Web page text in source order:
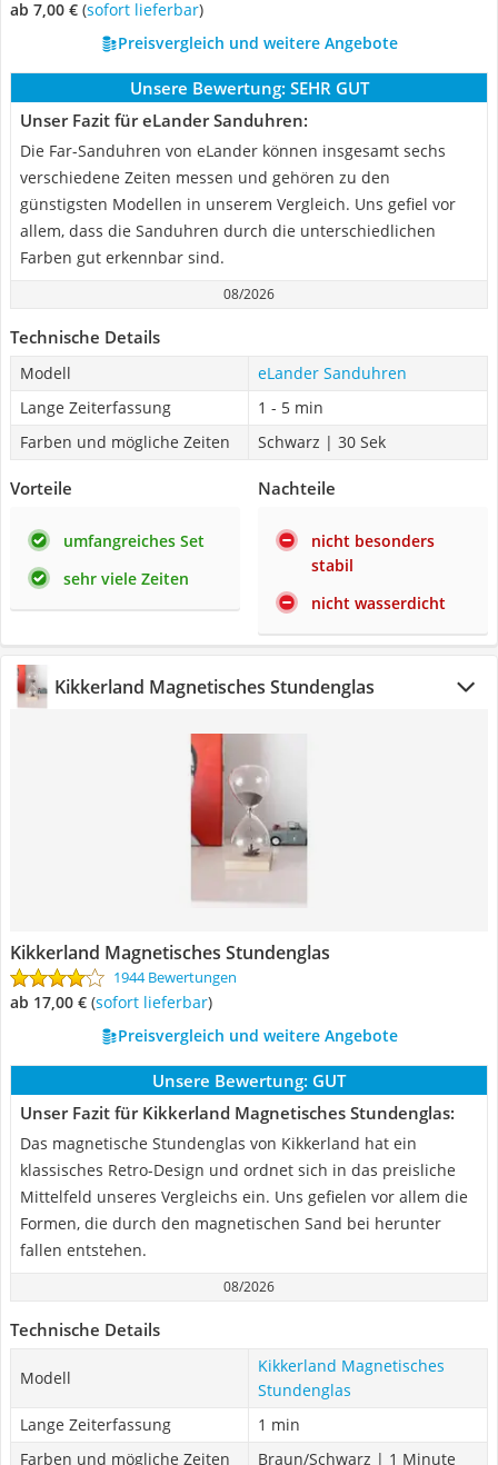
ab 7,00 € ( Sofort lieferbar)
Preisvergleich und weitere Angebote
Unsere Bewertung: SEHR GUT
Unser Fazit für eLander Sanduhren:
Die Far-Sanduhren von eLander können insgesamt sechs
verschiedene Zeiten messen und gehören zu den
günstigsten Modellen in unserem Vergleich. Uns gefiel vor
allem, dass die Sanduhren durch die unterschiedlichen
Farben gut erkennbar sind.
08/2026
Technische Details
Modell
eLander Sanduhren
Lange Zeiterfassung
1 - 5 min
Farben und mögliche Zeiten
Schwarz | 30 Sek
Vorteile
umfangreiches Set
sehr viele Zeiten
Nachteile
nicht besonders
stabil
nicht wasserdicht
Kikkerland Magnetisches Stundenglas
Kikkerland Magnetisches Stundenglas
1944 Bewertungen
ab 17,00 € ( Sofort lieferbar)
Preisvergleich und weitere Angebote
Unsere Bewertung: GUT
Unser Fazit für Kikkerland Magnetisches Stundenglas:
Das magnetische Stundenglas von Kikkerland hat ein
klassisches Retro-Design und ordnet sich in das preisliche
Mittelfeld unseres Vergleichs ein. Uns gefielen vor allem die
Formen, die durch den magnetischen Sand bei herunter
fallen entstehen.
08/2026
Technische Details
Modell
Kikkerland Magnetisches
Stundenglas
Lange Zeiterfassung
1 min
Farben und mögliche Zeiten
Braun/Schwarz | 1 Minute